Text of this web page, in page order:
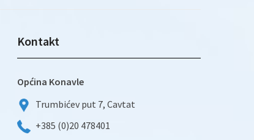
Kontakt
Općina Konavle
Trumbićev put 7, Cavtat
+385 (0)20 478401